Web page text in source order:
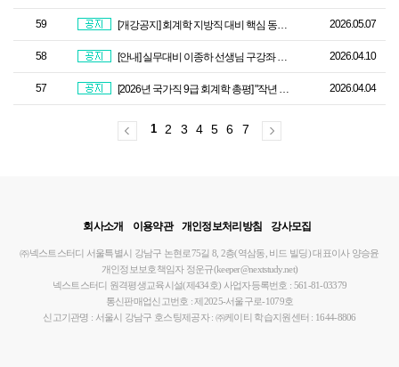
59 [개강공지] 회계학 지방직 대비 핵심 동형모의고사 모의고사 업로드 안내 2026.05.07
58 [안내] 실무대비 이종하 선생님 구강좌 판매종료 안내 2026.04.10
57 [2026년 국가직 9급 회계학 총평] "작년 국가직처럼 많이 쉬운 듯" 2026.04.04
1 2 3 4 5 6 7
회사소개 이용약관 개인정보처리방침 강사모집
㈜넥스트스터디 서울특별시 강남구 논현로75길 8, 2층(역삼동, 비드 빌딩)대표이사 양승윤
개인정보보호책임자 정운규(keeper@nextstudy.net)
넥스트스터디 원격평생교육시설(제434호) 사업자등록번호 : 561-81-03379
통신판매업신고번호 : 제2025-서울구로-1079호
신고기관명 : 서울시 강남구 호스팅제공자 : ㈜케이티 학습지원센터 : 1644-8806